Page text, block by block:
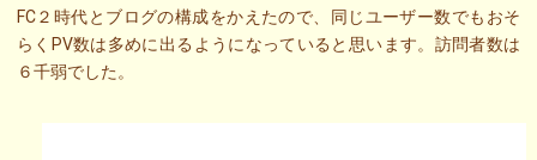
FC２時代とブログの構成をかえたので、同じユーザー数でもおそ
らくPV数は多めに出るようになっていると思います。訪問者数は
６千弱でした。